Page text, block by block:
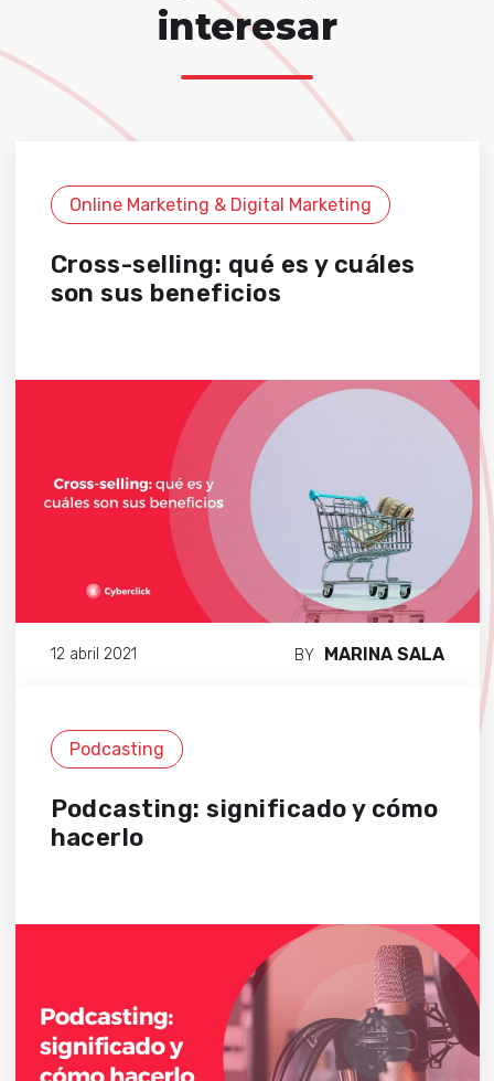
interesar
Online Marketing & Digital Marketing
Cross-selling: qué es y cuáles
son sus beneficios
12 abril 2021 BY MARINA SALA
Podcasting
Podcasting: significado y cómo
hacerlo